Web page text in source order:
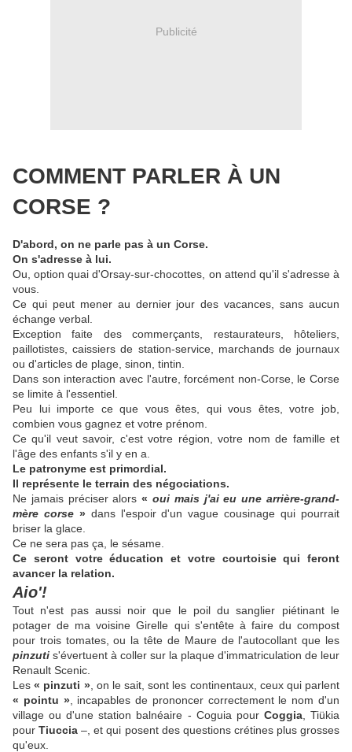
Publicité
COMMENT PARLER À UN
CORSE ?
D'abord, on ne parle pas à un Corse.
On s'adresse à lui.
Ou, option quai d'Orsay-sur-chocottes, on attend qu'il s'adresse à
vous.
Ce qui peut mener au dernier jour des vacances, sans aucun
échange verbal.
Exception faite des commerçants, restaurateurs, hôteliers,
paillotistes, caissiers de station-service, marchands de journaux
ou d'articles de plage, sinon, tintin.
Dans son interaction avec l'autre, forcément non-Corse, le Corse
se limite à l'essentiel.
Peu lui importe ce que vous êtes, qui vous êtes, votre job,
combien vous gagnez et votre prénom.
Ce qu'il veut savoir, c'est votre région, votre nom de famille et
l'âge des enfants s'il y en a.
Le patronyme est primordial.
Il représente le terrain des négociations.
Ne jamais préciser alors«oui mais j'ai eu une arrière-grand-
mère corse»dans l'espoir d'un vague cousinage qui pourrait
briser la glace.
Ce ne sera pas ça, le sésame.
Ce seront votre éducation et votre courtoisie qui feront
avancer la relation.
Aio'!
Tout n'est pas aussi noir que le poil du sanglier piétinant le
potager de ma voisine Girelle qui s'entête à faire du compost
pour trois tomates, ou la tête de Maure de l'autocollant que les
pinzuti s'évertuent à coller sur la plaque d'immatriculation de leur
Renault Scenic.
Les« pinzuti », on le sait, sont les continentaux, ceux qui parlent
« pointu », incapables de prononcer correctement le nom d'un
village ou d'une station balnéaire - Coguia pour Coggia, Tiükia
pourTiuccia –, et qui posent des questions crétines plus grosses
qu'eux.